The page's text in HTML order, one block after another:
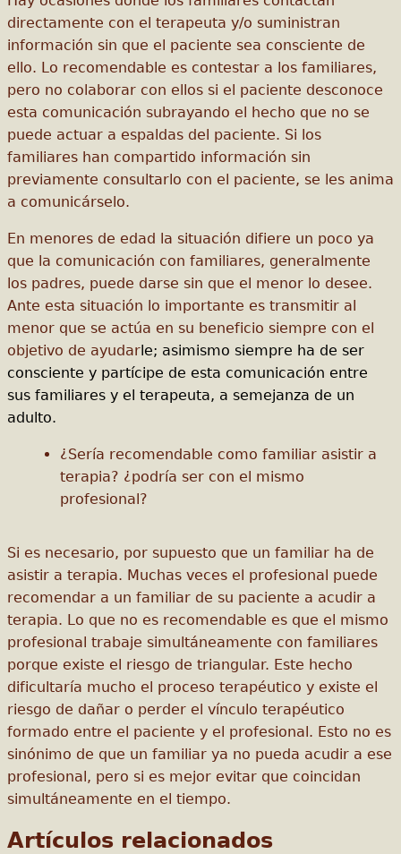
directamente con el terapeuta y/o suministran
información sin que el paciente sea consciente de
ello. Lo recomendable es contestar a los familiares,
pero no colaborar con ellos si el paciente desconoce
esta comunicación subrayando el hecho que no se
puede actuar a espaldas del paciente. Si los
familiares han compartido información sin
previamente consultarlo con el paciente, se les anima
a comunicárselo.
En menores de edad la situación difiere un poco ya
que la comunicación con familiares, generalmente
los padres, puede darse sin que el menor lo desee.
Ante esta situación lo importante es transmitir al
menor que se actúa en su beneficio siempre con el
objetivo de ayudarle; asimismo siempre ha de ser
consciente y partícipe de esta comunicación entre
sus familiares y el terapeuta, a semejanza de un
adulto.
¿Sería recomendable como familiar asistir a
terapia? ¿podría ser con el mismo
profesional?
Si es necesario, por supuesto que un familiar ha de
asistir a terapia. Muchas veces el profesional puede
recomendar a un familiar de su paciente a acudir a
terapia. Lo que no es recomendable es que el mismo
profesional trabaje simultáneamente con familiares
porque existe el riesgo de triangular. Este hecho
dificultaría mucho el proceso terapéutico y existe el
riesgo de dañar o perder el vínculo terapéutico
formado entre el paciente y el profesional. Esto no es
sinónimo de que un familiar ya no pueda acudir a ese
profesional, pero si es mejor evitar que coincidan
simultáneamente en el tiempo.
Artículos relacionados